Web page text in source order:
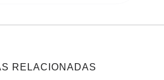
RELACIONADAS